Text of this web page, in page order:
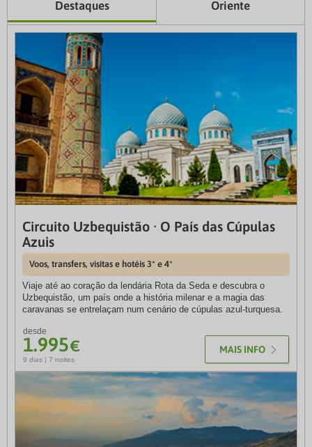
Destaques Oriente
Circuito Uzbequistão · O País das Cúpulas
Azuis
Voos, transfers, visitas e hotéis 3* e 4*
Viaje até ao coração da lendária Rota da Seda e descubra o
Uzbequistão, um país onde a história milenar e a magia das
caravanas se entrelaçam num cenário de cúpulas azul-turquesa.
desde
1.995€
9 dias | 7 noites
MAIS INFO
Tailândia Clássica
Voos, transfers, visitas e hotéis
Descubra a magia da Tailândia num circuito completo e
apaixonante que o leva desde o ritmo vibrante de Bangkok à
serenidade espiritual de Sukhothai, passando pelas paisagens
místicas de Chiang Rai e Chiang Mai.
desde
1.520€
10 dias | 7 noites
MAIS INFO
Inclui Japan Rail Pass de 7 dias